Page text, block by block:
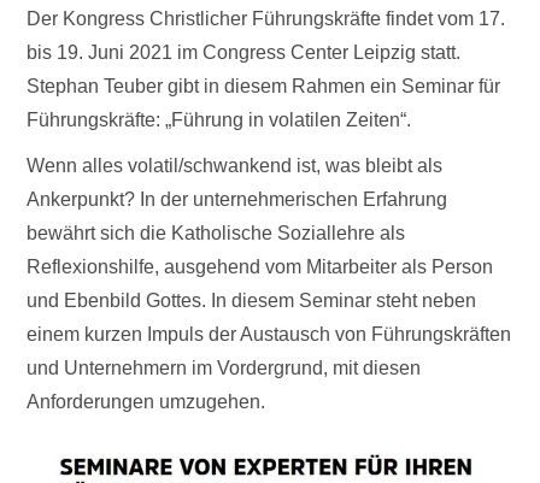
Der Kongress Christlicher Führungskräfte findet vom 17.
bis 19. Juni 2021 im Congress Center Leipzig statt.
Stephan Teuber gibt in diesem Rahmen ein Seminar für
Führungskräfte: „Führung in volatilen Zeiten“.
Wenn alles volatil/schwankend ist, was bleibt als
Ankerpunkt? In der unternehmerischen Erfahrung
bewährt sich die Katholische Soziallehre als
Reflexionshilfe, ausgehend vom Mitarbeiter als Person
und Ebenbild Gottes. In diesem Seminar steht neben
einem kurzen Impuls der Austausch von Führungskräften
und Unternehmern im Vordergrund, mit diesen
Anforderungen umzugehen.